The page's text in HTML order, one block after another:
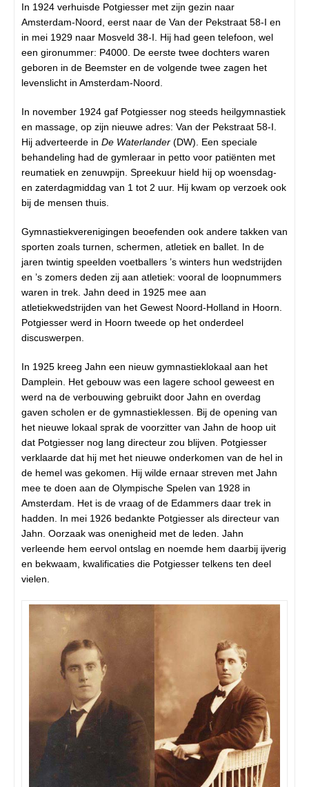
In 1924 verhuisde Potgiesser met zijn gezin naar
Amsterdam-Noord, eerst naar de Van der Pekstraat 58-I en
in mei 1929 naar Mosveld 38-I. Hij had geen telefoon, wel
een gironummer: P4000. De eerste twee dochters waren
geboren in de Beemster en de volgende twee zagen het
levenslicht in Amsterdam-Noord.
In november 1924 gaf Potgiesser nog steeds heilgymnastiek
en massage, op zijn nieuwe adres: Van der Pekstraat 58-I.
Hij adverteerde in De Waterlander (DW). Een speciale
behandeling had de gymleraar in petto voor patiënten met
reumatiek en zenuwpijn. Spreekuur hield hij op woensdag-
en zaterdagmiddag van 1 tot 2 uur. Hij kwam op verzoek ook
bij de mensen thuis.
Gymnastiekverenigingen beoefenden ook andere takken van
sporten zoals turnen, schermen, atletiek en ballet. In de
jaren twintig speelden voetballers ’s winters hun wedstrijden
en ’s zomers deden zij aan atletiek: vooral de loopnummers
waren in trek. Jahn deed in 1925 mee aan
atletiekwedstrijden van het Gewest Noord-Holland in Hoorn.
Potgiesser werd in Hoorn tweede op het onderdeel
discuswerpen.
In 1925 kreeg Jahn een nieuw gymnastieklokaal aan het
Damplein. Het gebouw was een lagere school geweest en
werd na de verbouwing gebruikt door Jahn en overdag
gaven scholen er de gymnastieklessen. Bij de opening van
het nieuwe lokaal sprak de voorzitter van Jahn de hoop uit
dat Potgiesser nog lang directeur zou blijven. Potgiesser
verklaarde dat hij met het nieuwe onderkomen van de hel in
de hemel was gekomen. Hij wilde ernaar streven met Jahn
mee te doen aan de Olympische Spelen van 1928 in
Amsterdam. Het is de vraag of de Edammers daar trek in
hadden. In mei 1926 bedankte Potgiesser als directeur van
Jahn. Oorzaak was onenigheid met de leden. Jahn
verleende hem eervol ontslag en noemde hem daarbij ijverig
en bekwaam, kwalificaties die Potgiesser telkens ten deel
vielen.